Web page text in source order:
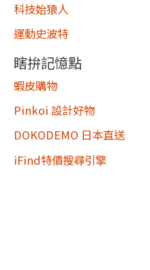
科技始猿人
運動史波特
瞎拚記憶點
蝦皮購物
Pinkoi 設計好物
DOKODEMO 日本直送
iFind特價搜尋引擎